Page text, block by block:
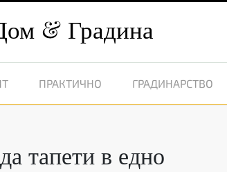
Градина
ПРАКТИЧНО ГРАДИНАРСТВО
тапети в едно